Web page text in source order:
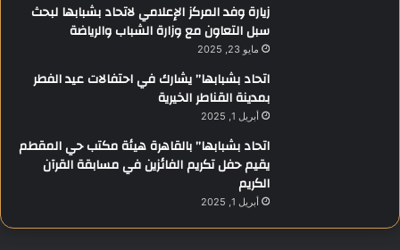
زيارة وفد المركز الإعلامي لاتحاد بشبابها لبحث
سبل التعاون مع وزارة الشباب والرياضة
مايو 23, 2025
اتحاد بشبابها” يشارك في احتفالات عيد الفطر
بمدينة القناطر الخيرية
أبريل 1, 2025
اتحاد بشبابها” بالقاهرة هيئة مكتب حي المقطم
يقيم حفل تكريم الفائزين في مسابقة القرآن
الكريم
أبريل 1, 2025